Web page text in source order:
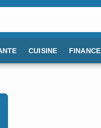
CUISINE FINANCE